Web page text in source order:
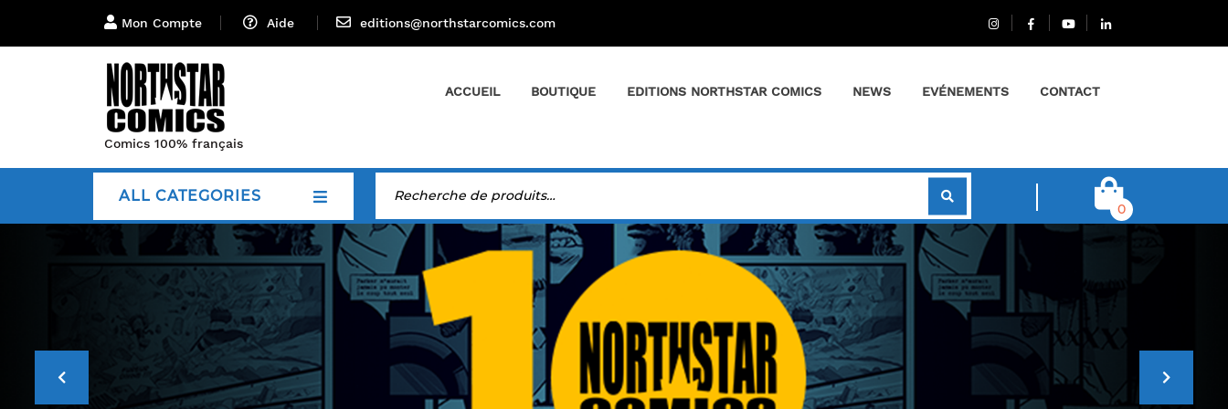
Mon Compte Aide editions@northstarcomics.com
Comics 100% français
ACCUEIL BOUTIQUE EDITIONS NORTHSTAR COMICS NEWS EVÉNEMENTS CONTACT
ALL CATEGORIES
0
P
r
N
e